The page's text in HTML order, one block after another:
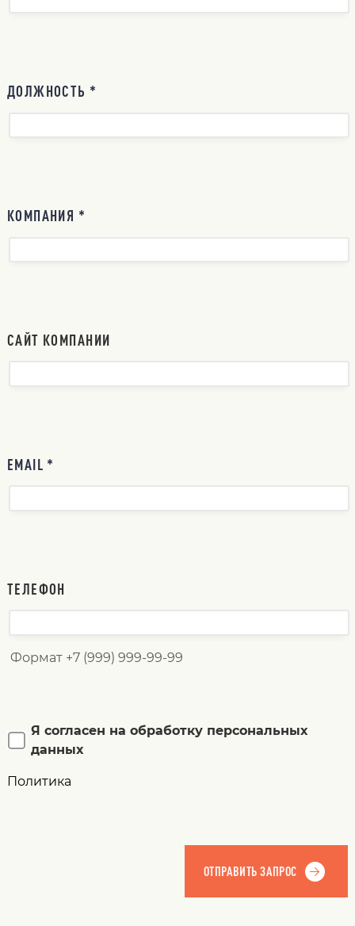
ДОЛЖНОСТЬ *
КОМПАНИЯ *
САЙТ КОМПАНИИ
EMAIL *
ТЕЛЕФОН
Формат +7 (999) 999-99-99
Я согласен на обработку персональных
данных
Политика